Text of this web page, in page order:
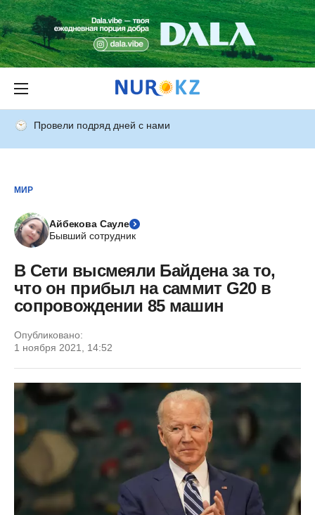
Провели подряд дней с нами
МИР
Айбекова Сауле
Бывший сотрудник
В Сети высмеяли Байдена за то,
что он прибыл на саммит G20 в
сопровождении 85 машин
Опубликовано:
1 ноября 2021, 14:52